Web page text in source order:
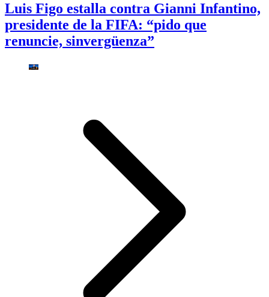
Luis Figo estalla contra Gianni Infantino,
presidente de la FIFA: “pido que
renuncie, sinvergüenza”